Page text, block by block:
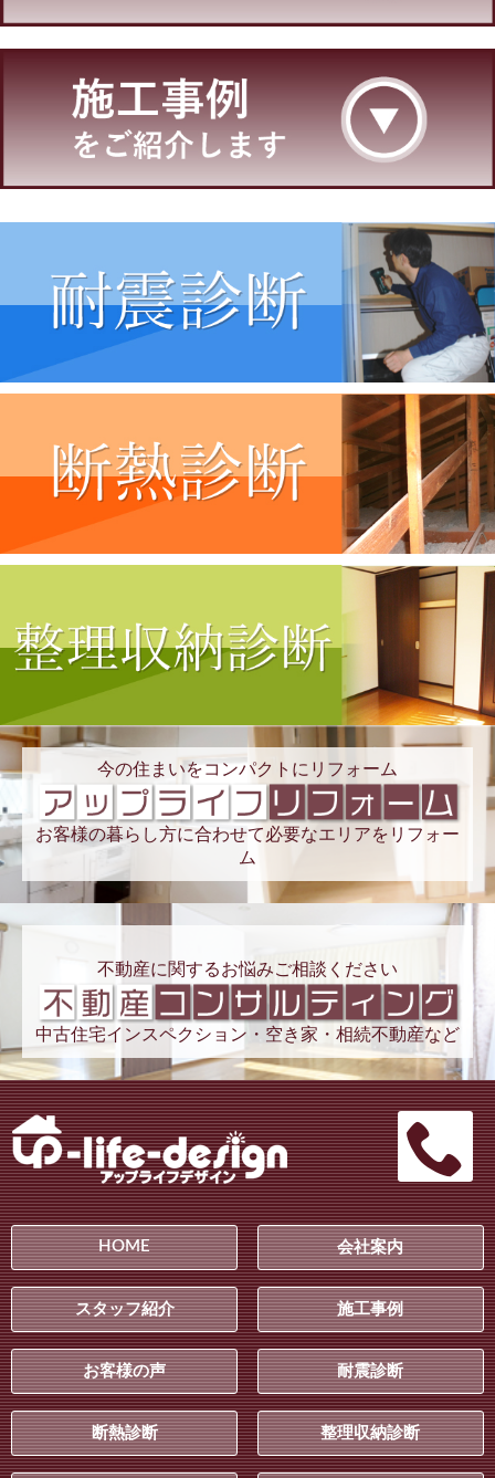
今の住まいをコンパクトにリフォーム
お客様の暮らし方に合わせて必要なエリアをリフォー
ム
不動産に関するお悩みご相談ください
中古住宅インスペクション・空き家・相続不動産など
HOME 会社案内
スタッフ紹介 施工事例
お客様の声 耐震診断
断熱診断 整理収納診断